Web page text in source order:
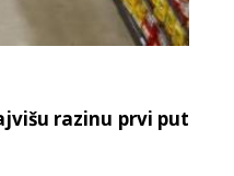
razinu prvi put